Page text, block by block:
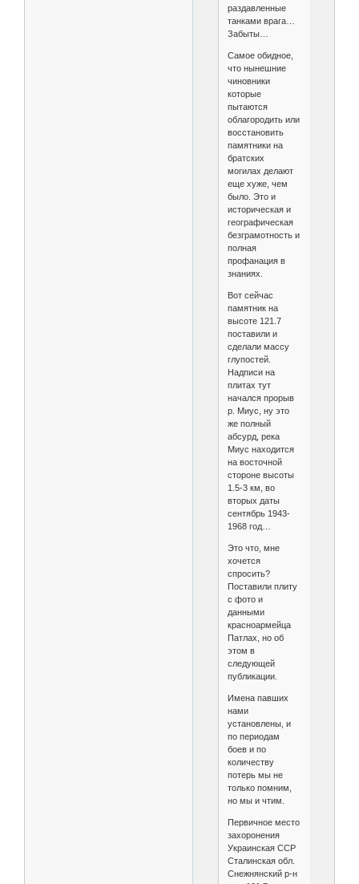
раздавленные
танками врага…
Забыты…
Самое обидное,
что нынешние
чиновники
которые
пытаются
облагородить или
восстановить
памятники на
братских
могилах делают
еще хуже, чем
было. Это и
историческая и
географическая
безграмотность и
полная
профанация в
знаниях.
Вот сейчас
памятник на
высоте 121.7
поставили и
сделали массу
глупостей.
Надписи на
плитах тут
начался прорыв
р. Миус, ну это
же полный
абсурд, река
Миус находится
на восточной
стороне высоты
1.5-3 км, во
вторых даты
сентябрь 1943-
1968 год…
Это что, мне
хочется
спросить?
Поставили плиту
с фото и
данными
красноармейца
Патлах, но об
этом в
следующей
публикации.
Имена павших
нами
установлены, и
по периодам
боев и по
количеству
потерь мы не
только помним,
но мы и чтим.
Первичное место
захоронения
Украинская ССР
Сталинская обл.
Снежнянский р-н